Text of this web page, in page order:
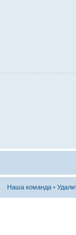
Наша команда •